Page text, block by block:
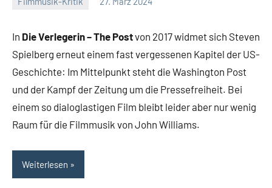
In Die Verlegerin – The Postvon 2017 widmet sich Steven
Spielberg erneut einem fast vergessenen Kapitel der US-
Geschichte: Im Mittelpunkt steht die Washington Post
und der Kampf der Zeitung um die Pressefreiheit. Bei
einem so dialoglastigen Film bleibt leider aber nur wenig
Raum für die Filmmusik von John Williams.
Weiterlesen